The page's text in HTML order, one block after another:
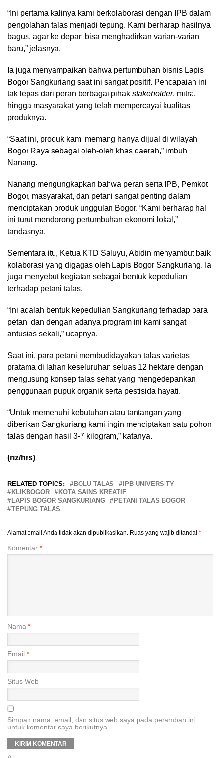
“Ini pertama kalinya kami berkolaborasi dengan IPB dalam
pengolahan talas menjadi tepung. Kami berharap hasilnya
bagus, agar ke depan bisa menghadirkan varian-varian
baru,” jelasnya.
Ia juga menyampaikan bahwa pertumbuhan bisnis Lapis
Bogor Sangkuriang saat ini sangat positif. Pencapaian ini
tak lepas dari peran berbagai pihak stakeholder, mitra,
hingga masyarakat yang telah mempercayai kualitas
produknya.
“Saat ini, produk kami memang hanya dijual di wilayah
Bogor Raya sebagai oleh-oleh khas daerah,” imbuh
Nanang.
Nanang mengungkapkan bahwa peran serta IPB, Pemkot
Bogor, masyarakat, dan petani sangat penting dalam
menciptakan produk unggulan Bogor. “Kami berharap hal
ini turut mendorong pertumbuhan ekonomi lokal,”
tandasnya.
Sementara itu, Ketua KTD Saluyu, Abidin menyambut baik
kolaborasi yang digagas oleh Lapis Bogor Sangkuriang. Ia
juga menyebut kegiatan sebagai bentuk kepedulian
terhadap petani talas.
“Ini adalah bentuk kepedulian Sangkuriang terhadap para
petani dan dengan adanya program ini kami sangat
antusias sekali,” ucapnya.
Saat ini, para petani membudidayakan talas varietas
pratama di lahan keseluruhan seluas 12 hektare dengan
mengusung konsep talas sehat yang mengedepankan
penggunaan pupuk organik serta pestisida hayati.
“Untuk memenuhi kebutuhan atau tantangan yang
diberikan Sangkuriang kami ingin menciptakan satu pohon
talas dengan hasil 3-7 kilogram,” katanya.
(riz/hrs)
RELATED TOPICS: BOLU TALAS
IPB UNIVERSITY
KLIKBOGOR
KOTA SAINS KREATIF
LAPIS BOGOR SANGKURIANG
PETANI TALAS BOGOR
TEPUNG TALAS
Alamat email Anda tidak akan dipublikasikan. Ruas yang wajib ditandai *
Komentar *
Nama *
Email *
Situs Web
Simpan nama, email, dan situs web saya pada peramban ini
untuk komentar saya berikutnya.